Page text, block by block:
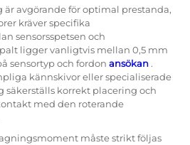
är avgörande för optimal prestanda,
kräver specifika
sensorsspetsen och
ligger vanligtvis mellan 0,5 mm
sensortyp och fordon ansökan .
kännskivor eller specialiserade
säkerställs korrekt placering och
med den roterande
måste strikt följas